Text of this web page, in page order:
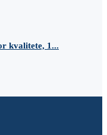
kvalitete, 1...